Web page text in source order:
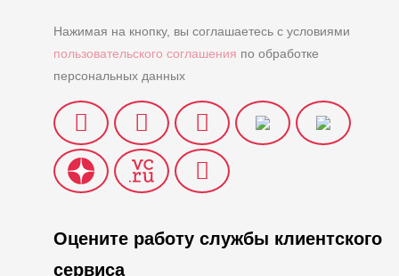
Нажимая на кнопку, вы соглашаетесь с условиями
пользовательского соглашения по обработке
персональных данных
Оцените работу службы клиентского
сервиса